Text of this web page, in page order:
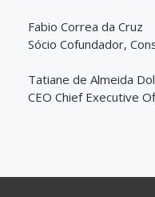
Fabio Correa da Cruz
Sócio Cofundador,
Tatiane de Almeida
CEO Chief Executive